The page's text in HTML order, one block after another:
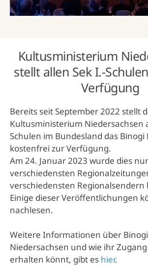
Kultusministerium
stellt allen Sek I.-
Verfügung
Bereits seit September 2022 stellt
Kultusministerium Niedersachsen
Schulen im Bundesland das
kostenfrei zur Verfügung.
Am 24. Januar 2023 wurde dies
verschiedensten
verschiedensten
Einige dieser Veröffentlichungen
nachlesen.
Weitere Informationen über
Niedersachsen und wie ihr
erhalten könnt, gibt es hier.